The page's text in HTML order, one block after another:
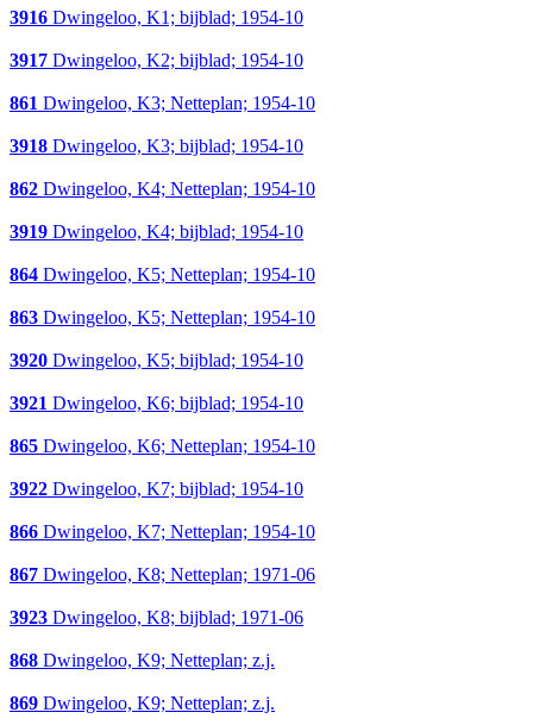
3916 Dwingeloo, K1; bijblad; 1954-10
3917 Dwingeloo, K2; bijblad; 1954-10
861 Dwingeloo, K3; Netteplan; 1954-10
3918 Dwingeloo, K3; bijblad; 1954-10
862 Dwingeloo, K4; Netteplan; 1954-10
3919 Dwingeloo, K4; bijblad; 1954-10
864 Dwingeloo, K5; Netteplan; 1954-10
863 Dwingeloo, K5; Netteplan; 1954-10
3920 Dwingeloo, K5; bijblad; 1954-10
3921 Dwingeloo, K6; bijblad; 1954-10
865 Dwingeloo, K6; Netteplan; 1954-10
3922 Dwingeloo, K7; bijblad; 1954-10
866 Dwingeloo, K7; Netteplan; 1954-10
867 Dwingeloo, K8; Netteplan; 1971-06
3923 Dwingeloo, K8; bijblad; 1971-06
868 Dwingeloo, K9; Netteplan; z.j.
869 Dwingeloo, K9; Netteplan; z.j.